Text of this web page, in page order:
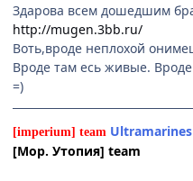
Здарова всем дошедшим
http://mugen.3bb.ru/
Воть,вроде неплохой
Вроде там есь живые.
=)
[imperium] team
[Мор. Утопия] team